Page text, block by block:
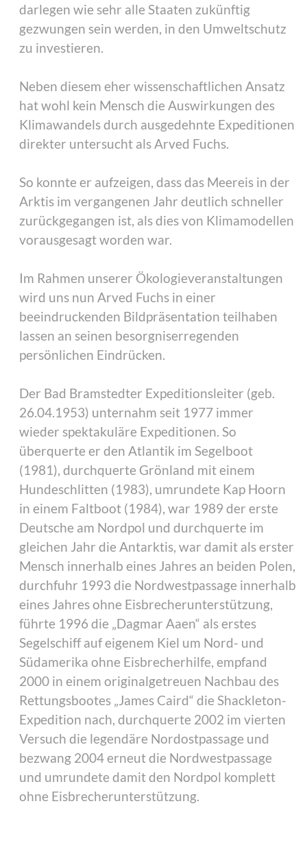
darlegen wie sehr alle Staaten zukünftig
gezwungen sein werden, in den Umweltschutz
zu investieren.
Neben diesem eher wissenschaftlichen Ansatz
hat wohl kein Mensch die Auswirkungen des
Klimawandels durch ausgedehnte Expeditionen
direkter untersucht als Arved Fuchs.
So konnte er aufzeigen, dass das Meereis in der
Arktis im vergangenen Jahr deutlich schneller
zurückgegangen ist, als dies von Klimamodellen
vorausgesagt worden war.
Im Rahmen unserer Ökologieveranstaltungen
wird uns nun Arved Fuchs in einer
beeindruckenden Bildpräsentation teilhaben
lassen an seinen besorgniserregenden
persönlichen Eindrücken.
Der Bad Bramstedter Expeditionsleiter (geb.
26.04.1953) unternahm seit 1977 immer
wieder spektakuläre Expeditionen. So
überquerte er den Atlantik im Segelboot
(1981), durchquerte Grönland mit einem
Hundeschlitten (1983), umrundete Kap Hoorn
in einem Faltboot (1984), war 1989 der erste
Deutsche am Nordpol und durchquerte im
gleichen Jahr die Antarktis, war damit als erster
Mensch innerhalb eines Jahres an beiden Polen,
durchfuhr 1993 die Nordwestpassage innerhalb
eines Jahres ohne Eisbrecherunterstützung,
führte 1996 die „Dagmar Aaen“ als erstes
Segelschiff auf eigenem Kiel um Nord- und
Südamerika ohne Eisbrecherhilfe, empfand
2000 in einem originalgetreuen Nachbau des
Rettungsbootes „James Caird“ die Shackleton-
Expedition nach, durchquerte 2002 im vierten
Versuch die legendäre Nordostpassage und
bezwang 2004 erneut die Nordwestpassage
und umrundete damit den Nordpol komplett
ohne Eisbrecherunterstützung.